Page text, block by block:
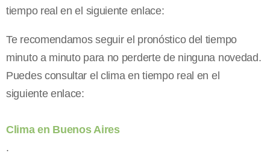
tiempo real en el siguiente enlace:
Te recomendamos seguir el pronóstico del tiempo
minuto a minuto para no perderte de ninguna novedad.
Puedes consultar el clima en tiempo real en el
siguiente enlace:
Clima en Buenos Aires
.